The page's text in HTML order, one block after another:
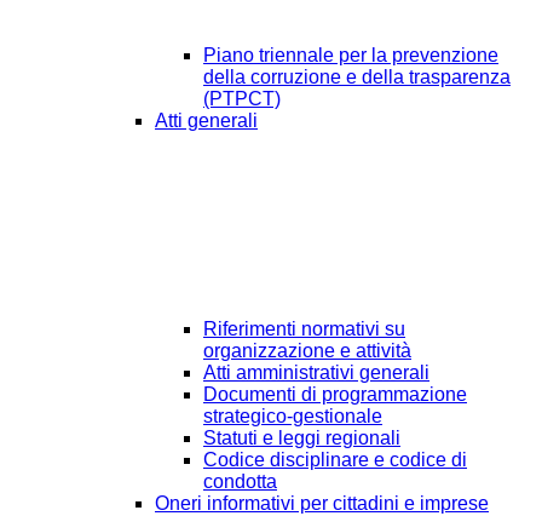
Piano triennale per la prevenzione
della corruzione e della trasparenza
(PTPCT)
Atti generali
Riferimenti normativi su
organizzazione e attività
Atti amministrativi generali
Documenti di programmazione
strategico-gestionale
Statuti e leggi regionali
Codice disciplinare e codice di
condotta
Oneri informativi per cittadini e imprese